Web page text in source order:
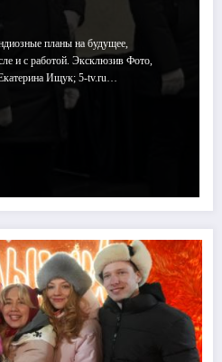
планы на будущее,
и с работой. Эксклюзив Фото,
Ищук; 5-tv.ru…